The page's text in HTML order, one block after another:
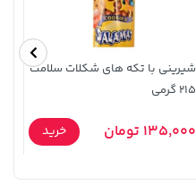
120,000
خرید
شیرینی با تکه های شکلات سلامت
215 گرمی
135,000 تومان خرید